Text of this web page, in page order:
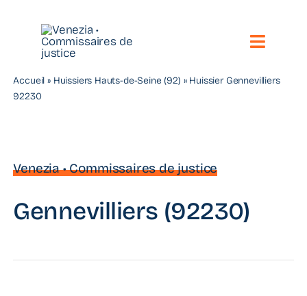
contenu
Toggle
Accueil » Huissiers Hauts-de-Seine (92) » Huissier Gennevilliers
92230
Venezia • Commissaires de justice
Gennevilliers (92230)